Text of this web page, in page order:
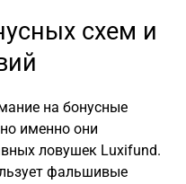
схем и
на бонусные
именно они
ловушек Luxifund.
фальшивые